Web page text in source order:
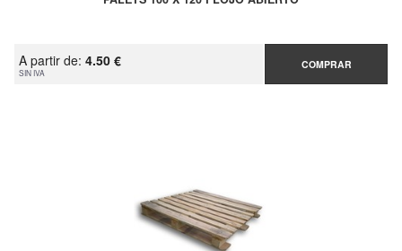
A partir de: 4.50 €
SIN IVA
COMPRAR